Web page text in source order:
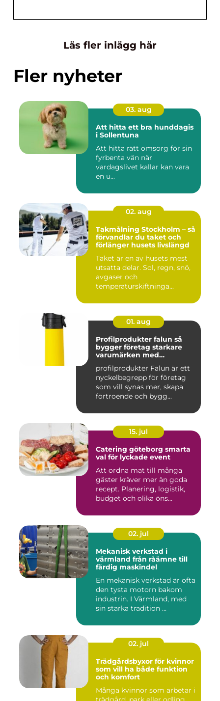
Läs fler inlägg här
Fler nyheter
03. aug
Att hitta ett bra hunddagis
i Sollentuna
Att hitta rätt omsorg för sin
fyrbenta vän när
vardagslivet kallar kan vara
en u...
02. aug
Takmålning Stockholm – så
förvandlar du taket och
förlänger husets livslängd
Taket är en av husets mest
utsatta delar. Sol, regn, snö,
avgaser och
temperaturskiftninga...
01. aug
Profilprodukter falun så
bygger företag starkare
varumärken med
profilprodukter Falun är ett
nyckelbegrepp för företag
som vill synas mer, skapa
förtroende och bygg...
15. jul
Catering göteborg smarta
val för lyckade event
Att ordna mat till många
gäster kräver mer än goda
recept. Planering, logistik,
budget och olika öns...
02. jul
Mekanisk verkstad i
värmland från råämne till
färdig maskindel
En mekanisk verkstad är ofta
den tysta motorn bakom
industrin. I Värmland, med
sin starka tradition ...
02. jul
Trädgårdsbyxor för kvinnor
som vill ha både funktion
och komfort
Många kvinnor som arbetar i